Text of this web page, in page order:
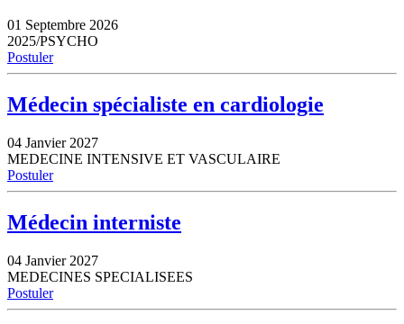
01 Septembre 2026
2025/PSYCHO
Postuler
Médecin spécialiste en cardiologie
04 Janvier 2027
MEDECINE INTENSIVE ET VASCULAIRE
Postuler
Médecin interniste
04 Janvier 2027
MEDECINES SPECIALISEES
Postuler